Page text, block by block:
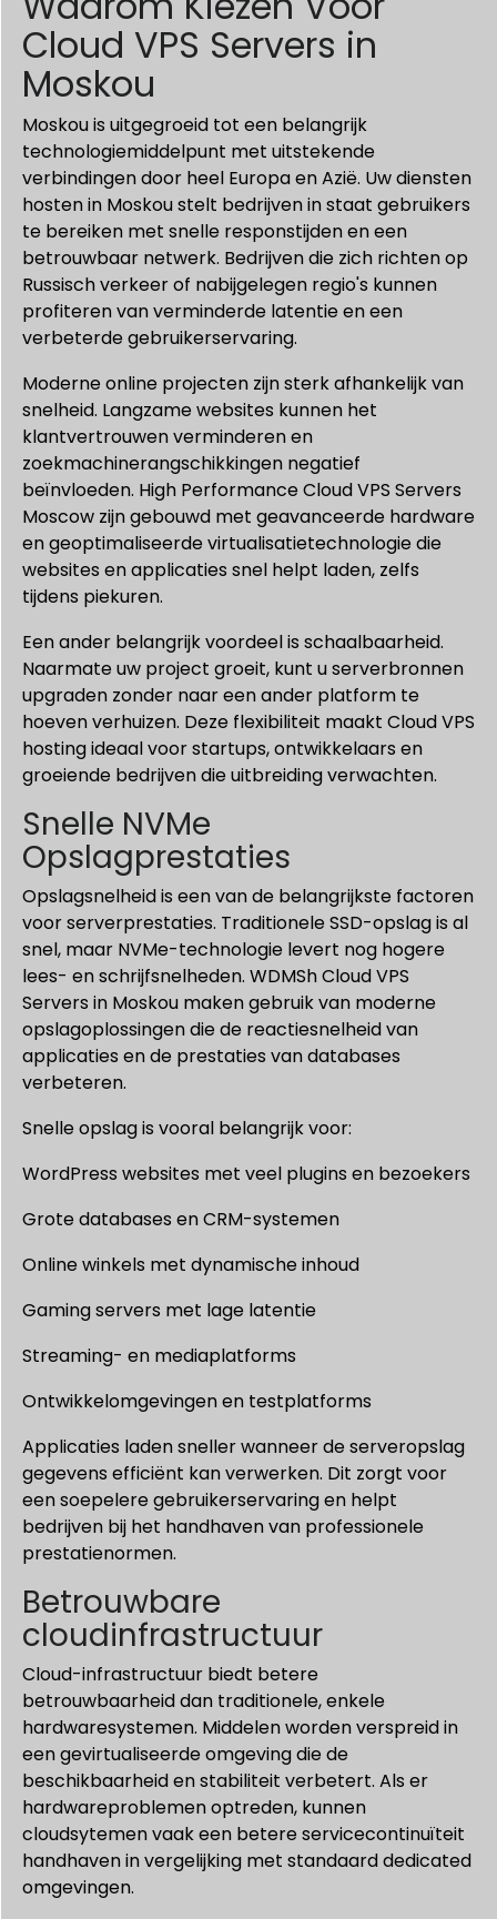
Cloud VPS Servers in
Moskou
Moskou is uitgegroeid tot een belangrijk
technologiemiddelpunt met uitstekende
verbindingen door heel Europa en Azië. Uw diensten
hosten in Moskou stelt bedrijven in staat gebruikers
te bereiken met snelle responstijden en een
betrouwbaar netwerk. Bedrijven die zich richten op
Russisch verkeer of nabijgelegen regio's kunnen
profiteren van verminderde latentie en een
verbeterde gebruikerservaring.
Moderne online projecten zijn sterk afhankelijk van
snelheid. Langzame websites kunnen het
klantvertrouwen verminderen en
zoekmachinerangschikkingen negatief
beïnvloeden. High Performance Cloud VPS Servers
Moscow zijn gebouwd met geavanceerde hardware
en geoptimaliseerde virtualisatietechnologie die
websites en applicaties snel helpt laden, zelfs
tijdens piekuren.
Een ander belangrijk voordeel is schaalbaarheid.
Naarmate uw project groeit, kunt u serverbronnen
upgraden zonder naar een ander platform te
hoeven verhuizen. Deze flexibiliteit maakt Cloud VPS
hosting ideaal voor startups, ontwikkelaars en
groeiende bedrijven die uitbreiding verwachten.
Snelle NVMe
Opslagprestaties
Opslagsnelheid is een van de belangrijkste factoren
voor serverprestaties. Traditionele SSD-opslag is al
snel, maar NVMe-technologie levert nog hogere
lees- en schrijfsnelheden. WDMSh Cloud VPS
Servers in Moskou maken gebruik van moderne
opslagoplossingen die de reactiesnelheid van
applicaties en de prestaties van databases
verbeteren.
Snelle opslag is vooral belangrijk voor:
WordPress websites met veel plugins en bezoekers
Grote databases en CRM-systemen
Online winkels met dynamische inhoud
Gaming servers met lage latentie
Streaming- en mediaplatforms
Ontwikkelomgevingen en testplatforms
Applicaties laden sneller wanneer de serveropslag
gegevens efficiënt kan verwerken. Dit zorgt voor
een soepelere gebruikerservaring en helpt
bedrijven bij het handhaven van professionele
prestatienormen.
Betrouwbare
cloudinfrastructuur
Cloud-infrastructuur biedt betere
betrouwbaarheid dan traditionele, enkele
hardwaresystemen. Middelen worden verspreid in
een gevirtualiseerde omgeving die de
beschikbaarheid en stabiliteit verbetert. Als er
hardwareproblemen optreden, kunnen
cloudsytemen vaak een betere servicecontinuïteit
handhaven in vergelijking met standaard dedicated
omgevingen.